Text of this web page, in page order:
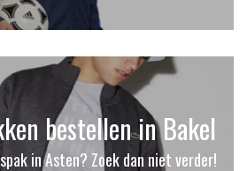
bestellen in Bakel
in Asten? Zoek dan niet verder!